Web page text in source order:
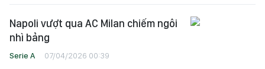
Napoli vượt qua AC Milan chiếm ngôi
nhì bảng
Serie A 07/04/2026 00:39